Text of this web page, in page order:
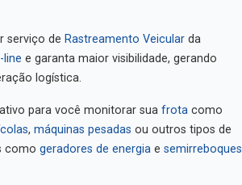
serviço de Rastreamento Veicular da
e garanta maior visibilidade, gerando
logística.
para você monitorar sua frota como
máquinas pesadas ou outros tipos de
como geradores de energia e semirreboques